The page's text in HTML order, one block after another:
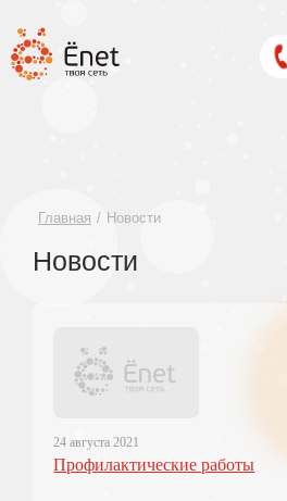
Главная Новости
Новости
24 августа 2021
Профилактические работы